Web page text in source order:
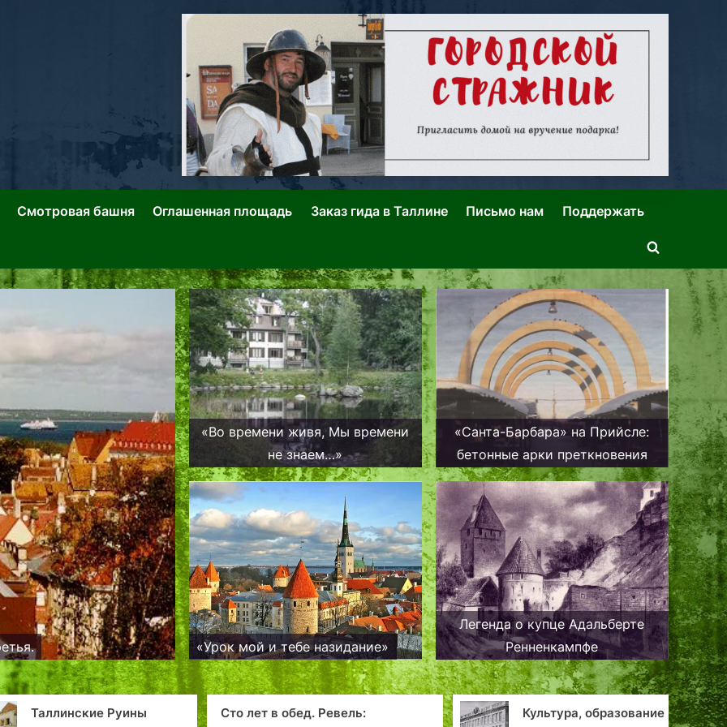
Переулки Городских Легенд
Смотровая башня Оглашенная площадь Заказ гида в Таллине Письмо нам Поддержать
Toggle
search
«Во времени живя, Мы времени
не знаем…»
«Санта-Барбара» на Прийсле:
бетонные арки преткновения
«Урок мой и тебе назидание»
Легенда о купце Адальберте
Ренненкампфе
Сто лет в обед. Ревель:
Культура, образование
Геральдика,